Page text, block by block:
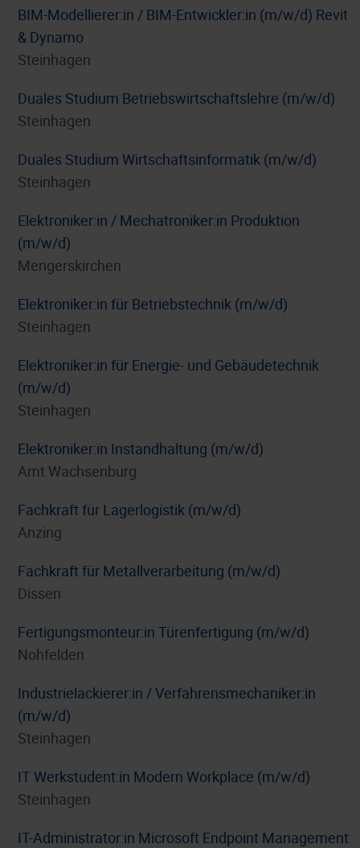
BIM-Modellierer:in / BIM-Entwickler:in (m/w/d) Revit
& Dynamo
Steinhagen
Duales Studium Betriebswirtschaftslehre (m/w/d)
Steinhagen
Duales Studium Wirtschaftsinformatik (m/w/d)
Steinhagen
Elektroniker:in / Mechatroniker:in Produktion
(m/w/d)
Mengerskirchen
Elektroniker:in für Betriebstechnik (m/w/d)
Steinhagen
Elektroniker:in für Energie- und Gebäudetechnik
(m/w/d)
Steinhagen
Elektroniker:in Instandhaltung (m/w/d)
Amt Wachsenburg
Fachkraft für Lagerlogistik (m/w/d)
Anzing
Fachkraft für Metallverarbeitung (m/w/d)
Dissen
Fertigungsmonteur:in Türenfertigung (m/w/d)
Nohfelden
Industrielackierer:in / Verfahrensmechaniker:in
(m/w/d)
Steinhagen
IT Werkstudent:in Modern Workplace (m/w/d)
Steinhagen
IT-Administrator:in Microsoft Endpoint Management